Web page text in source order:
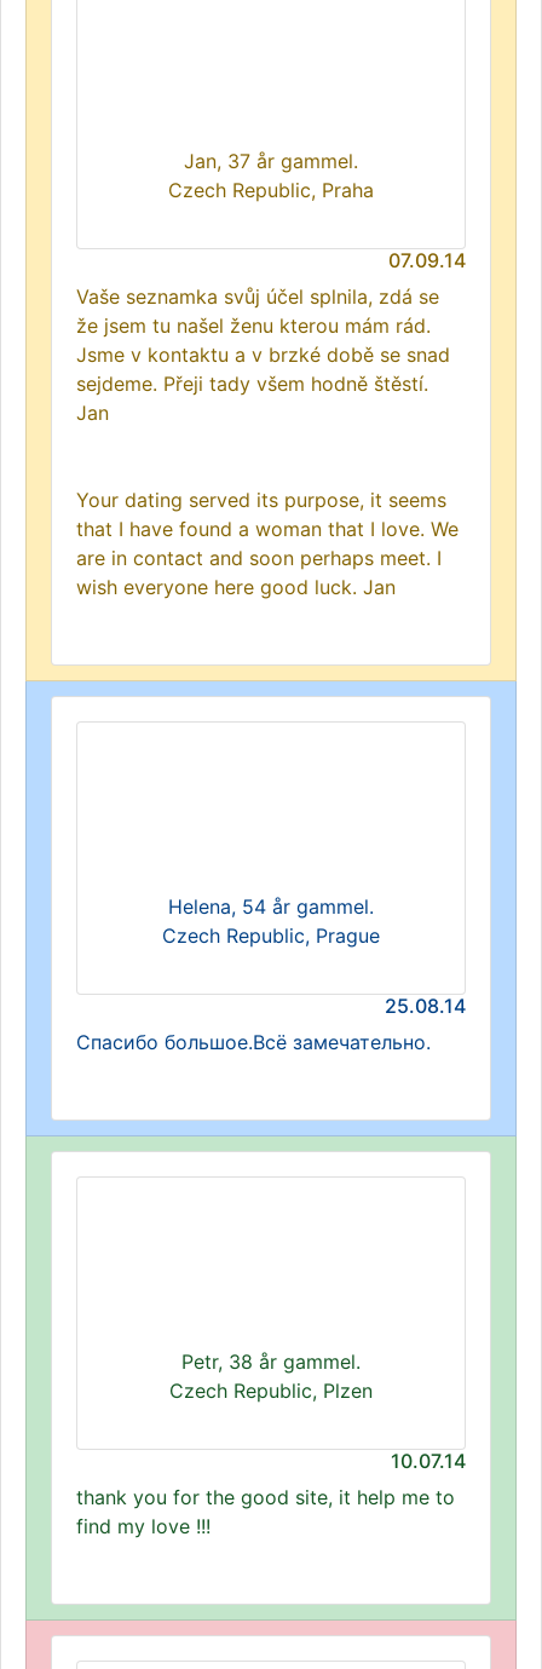
Jan, 37 år gammel.
Czech Republic, Praha
07.09.14
Vaše seznamka svůj účel splnila, zdá se
že jsem tu našel ženu kterou mám rád.
Jsme v kontaktu a v brzké době se snad
sejdeme. Přeji tady všem hodně štěstí.
Jan
Your dating served its purpose, it seems
that I have found a woman that I love. We
are in contact and soon perhaps meet. I
wish everyone here good luck. Jan
Helena, 54 år gammel.
Czech Republic, Prague
25.08.14
Спасибо большое.Всё замечательно.
Petr, 38 år gammel.
Czech Republic, Plzen
10.07.14
thank you for the good site, it help me to
find my love !!!